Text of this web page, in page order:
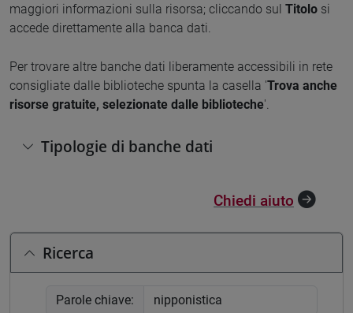
maggiori informazioni sulla risorsa; cliccando sul Titolo si
accede direttamente alla banca dati.
Per trovare altre banche dati liberamente accessibili in rete
consigliate dalle biblioteche spunta la casella 'Trova anche
risorse gratuite, selezionate dalle biblioteche'.
Tipologie di banche dati
Chiedi aiuto
Ricerca
Parole chiave: